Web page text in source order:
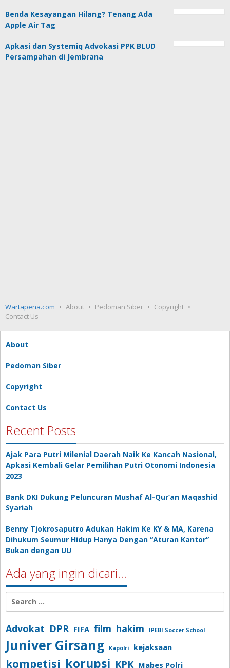
Benda Kesayangan Hilang? Tenang Ada
Apple Air Tag
Apkasi dan Systemiq Advokasi PPK BLUD
Persampahan di Jembrana
Wartapena.com About Pedoman Siber
Copyright
Contact Us
About
Pedoman Siber
Copyright
Contact Us
Recent Posts
Ajak Para Putri Milenial Daerah Naik Ke Kancah Nasional,
Apkasi Kembali Gelar Pemilihan Putri Otonomi Indonesia
2023
Bank DKI Dukung Peluncuran Mushaf Al-Qur’an Maqashid
Syariah
Benny Tjokrosaputro Adukan Hakim Ke KY & MA, Karena
Dihukum Seumur Hidup Hanya Dengan “Aturan Kantor”
Bukan dengan UU
Ada yang ingin dicari…
Search
Advokat DPR FIFA film hakim IPEBI Soccer School
Juniver Girsang Kapolri kejaksaan
kompetisi korupsi KPK Mabes Polri